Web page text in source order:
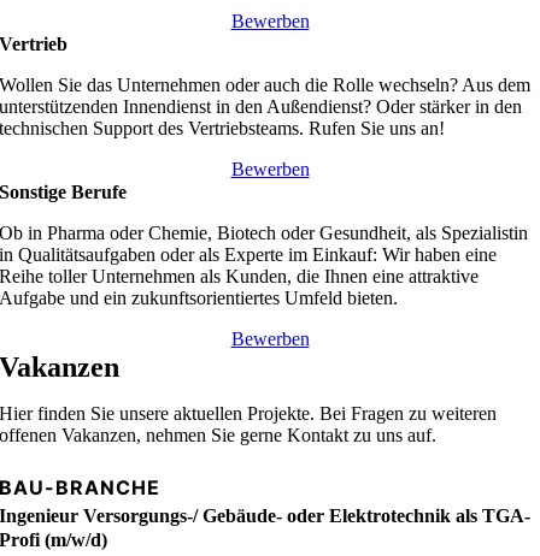
Bewerben
Vertrieb
Wollen Sie das Unternehmen oder auch die Rolle wechseln? Aus dem
unterstützenden Innendienst in den Außendienst? Oder stärker in den
technischen Support des Vertriebsteams. Rufen Sie uns an!
Bewerben
Sonstige Berufe
Ob in Pharma oder Chemie, Biotech oder Gesundheit, als Spezialistin
in Qualitätsaufgaben oder als Experte im Einkauf: Wir haben eine
Reihe toller Unternehmen als Kunden, die Ihnen eine attraktive
Aufgabe und ein zukunftsorientiertes Umfeld bieten.
Bewerben
Vakanzen
Hier finden Sie unsere aktuellen Projekte. Bei Fragen zu weiteren
offenen Vakanzen, nehmen Sie gerne Kontakt zu uns auf.
BAU-BRANCHE
Ingenieur Versorgungs-/ Gebäude- oder Elektrotechnik als TGA-
Profi (m/w/d)